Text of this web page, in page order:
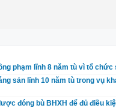
phạm lĩnh 8 năm tù vì tổ
sản lĩnh 10 năm tù trong vụ
đóng bù BHXH để đủ điều